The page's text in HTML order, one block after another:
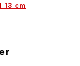
13 cm